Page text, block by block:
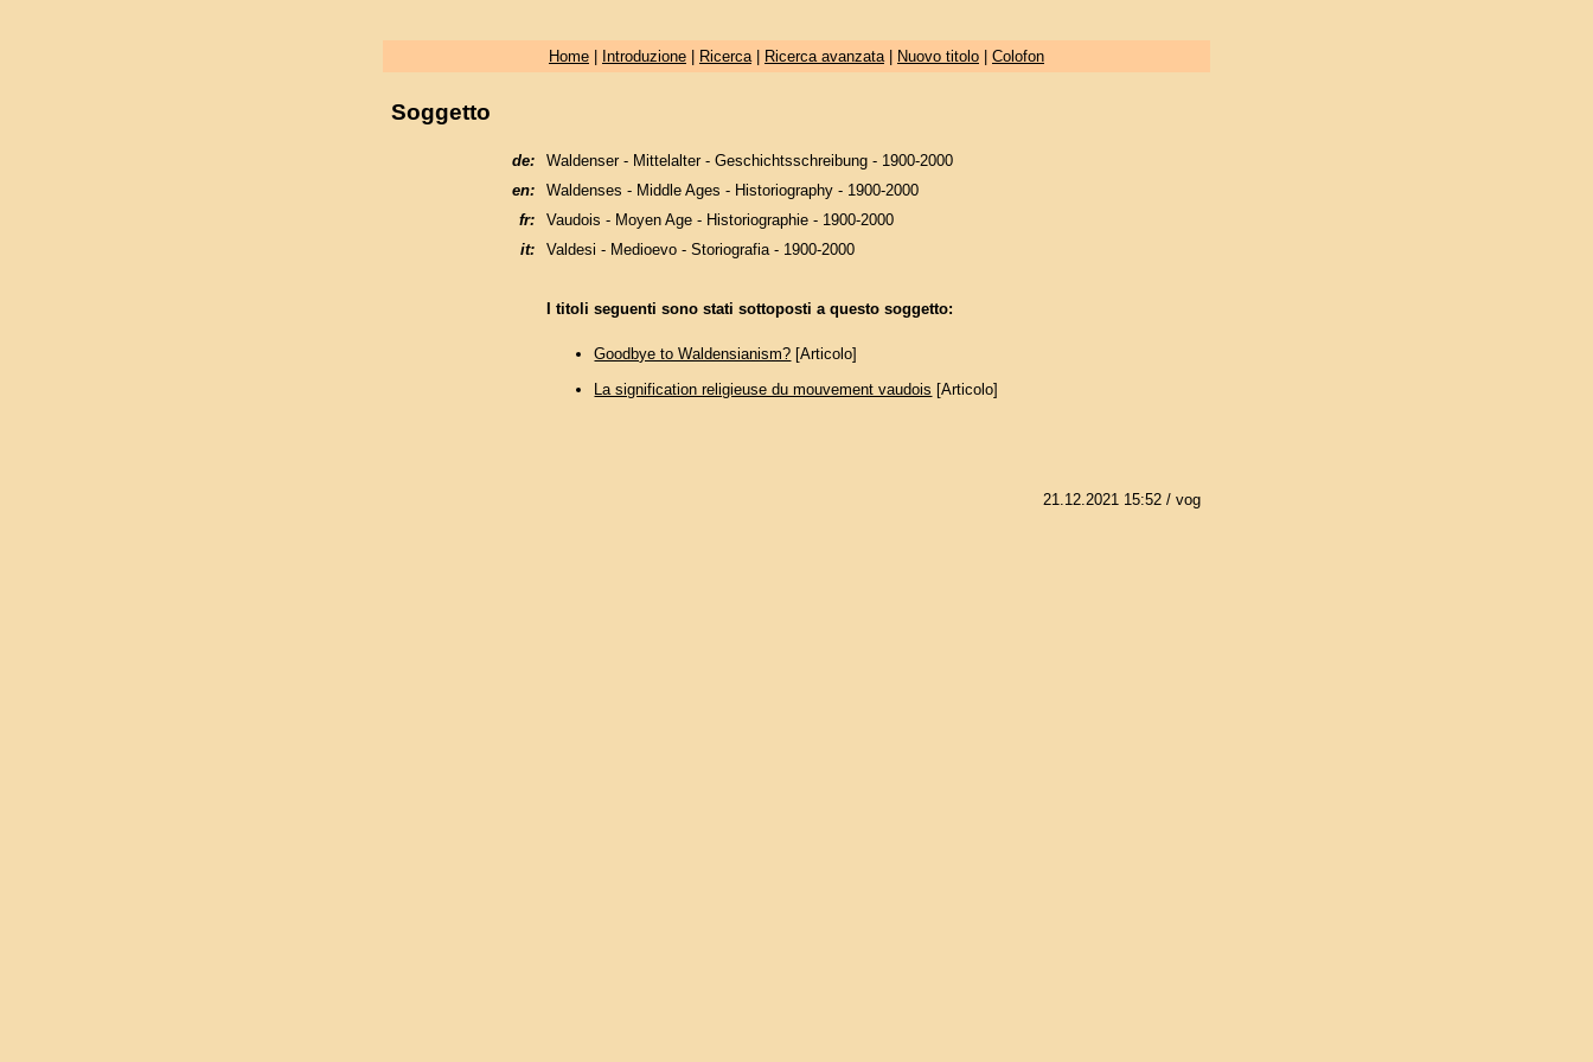
Home| Introduzione| Ricerca| Ricerca avanzata| Nuovo titolo| Colofon
Soggetto
de:
Waldenser - Mittelalter - Geschichtsschreibung - 1900-2000
en:
Waldenses - Middle Ages - Historiography - 1900-2000
fr:
Vaudois - Moyen Age - Historiographie - 1900-2000
it:
Valdesi - Medioevo - Storiografia - 1900-2000
I titoli seguenti sono stati sottoposti a questo soggetto:
Goodbye to Waldensianism? [Articolo]
La signification religieuse du mouvement vaudois [Articolo]
21.12.2021 15:52/ vog